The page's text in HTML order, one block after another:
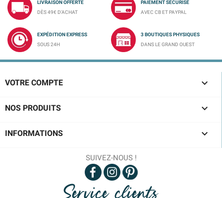
LIVRAISON OFFERTE
DÈS 49€ D'ACHAT
PAIEMENT SÉCURISÉ
AVEC CB ET PAYPAL
EXPÉDITION EXPRESS
SOUS 24H
3 BOUTIQUES PHYSIQUES
DANS LE GRAND OUEST
VOTRE COMPTE 
NOS PRODUITS 
INFORMATIONS 
SUIVEZ-NOUS !